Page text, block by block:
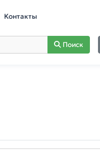
Контакты
Поиск